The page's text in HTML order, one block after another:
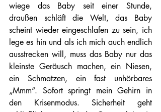
wiege das Baby seit einer Stunde,
draußen schläft die Welt, das Baby
scheint wieder eingeschlafen zu sein, ich
lege es hin und als ich mich auch endlich
ausstrecken will, muss das Baby nur das
kleinste Geräusch machen, ein Niesen,
ein Schmatzen, ein fast unhörbares
„Mmm“. Sofort springt mein Gehirn in
den Krisenmodus. Sicherheit geht